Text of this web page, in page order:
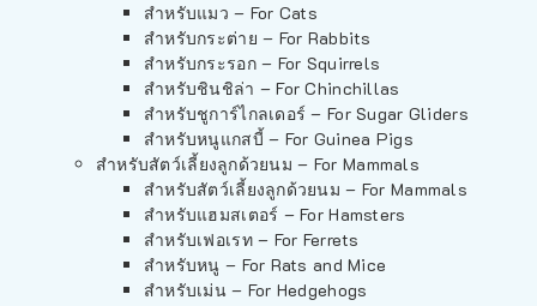
สำหรับแมว – For Cats
สำหรับกระต่าย – For Rabbits
สำหรับกระรอก – For Squirrels
สำหรับชินชิล่า – For Chinchillas
สำหรับชูการ์ไกลเดอร์ – For Sugar Gliders
สำหรับหนูแกสบี้ – For Guinea Pigs
สำหรับสัตว์เลี้ยงลูกด้วยนม – For Mammals
สำหรับสัตว์เลี้ยงลูกด้วยนม – For Mammals
สำหรับแฮมสเตอร์ – For Hamsters
สำหรับเฟอเรท – For Ferrets
สำหรับหนู – For Rats and Mice
สำหรับเม่น – For Hedgehogs